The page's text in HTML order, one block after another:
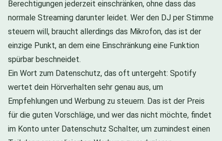
Berechtigungen jederzeit einschränken, ohne dass das
normale Streaming darunter leidet. Wer den DJ per Stimme
steuern will, braucht allerdings das Mikrofon, das ist der
einzige Punkt, an dem eine Einschränkung eine Funktion
spürbar beschneidet.
Ein Wort zum Datenschutz, das oft untergeht: Spotify
wertet dein Hörverhalten sehr genau aus, um
Empfehlungen und Werbung zu steuern. Das ist der Preis
für die guten Vorschläge, und wer das nicht möchte, findet
im Konto unter Datenschutz Schalter, um zumindest einen